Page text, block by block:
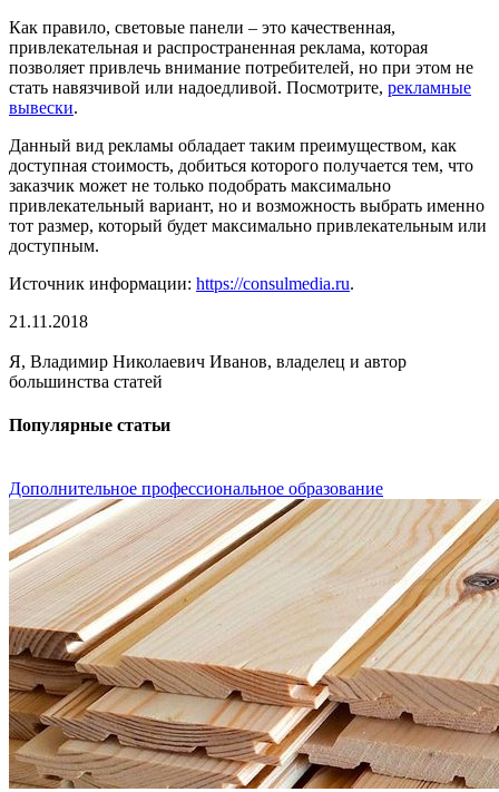
Как правило, световые панели – это качественная,
привлекательная и распространенная реклама, которая
позволяет привлечь внимание потребителей, но при этом не
стать навязчивой или надоедливой. Посмотрите, рекламные
вывески.
Данный вид рекламы обладает таким преимуществом, как
доступная стоимость, добиться которого получается тем, что
заказчик может не только подобрать максимально
привлекательный вариант, но и возможность выбрать именно
тот размер, который будет максимально привлекательным или
доступным.
Источник информации: https://consulmedia.ru.
21.11.2018
Я, Владимир Николаевич Иванов, владелец и автор
большинства статей
Популярные статьи
Дополнительное профессиональное образование